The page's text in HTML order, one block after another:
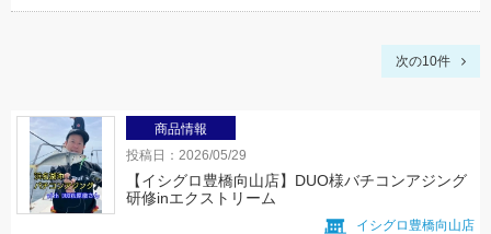
次の10件
商品情報
投稿日：2026/05/29
【イシグロ豊橋向山店】DUO様バチコンアジング
研修inエクストリーム
イシグロ豊橋向山店